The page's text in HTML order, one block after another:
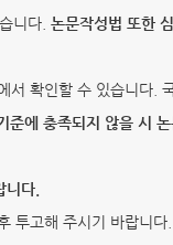
니다. 논문작성법 또한
서 확인할 수 있습니다.
준에 충족되지 않을 시
니다
투고해 주시기 바랍니다